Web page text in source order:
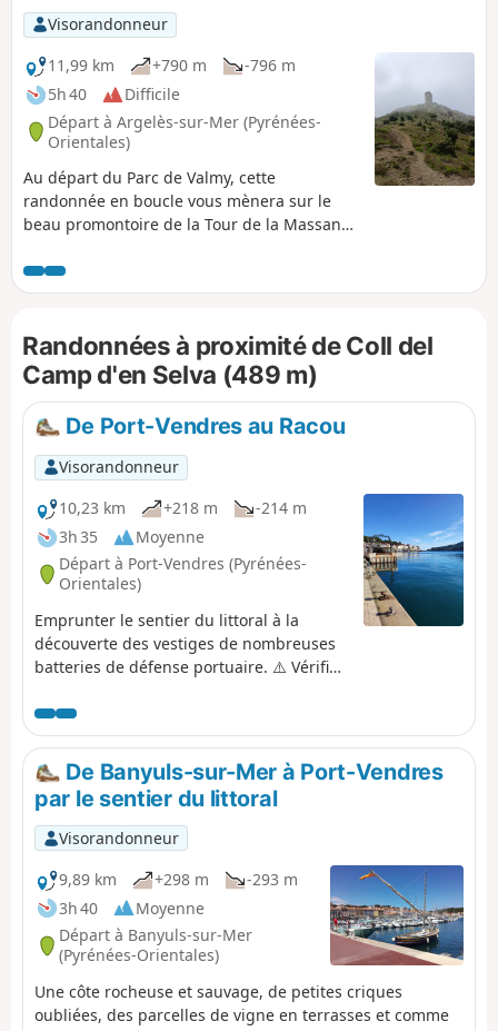
Visorandonneur
11,99 km
+790 m
-796 m
5h 40
Difficile
Départ à Argelès-sur-Mer (Pyrénées-
Orientales)
Au départ du Parc de Valmy, cette
randonnée en boucle vous mènera sur le
beau promontoire de la Tour de la Massane.
permet de faire une boucle et d'agrémenter
le parcours. Cette randonnée est exigeante,
paysages en valent la peine.
Randonnées à proximité de Coll del
Camp d'en Selva (489 m)
De Port-Vendres au Racou
Visorandonneur
10,23 km
+218 m
-214 m
3h 35
Moyenne
Départ à Port-Vendres (Pyrénées-
Orientales)
Emprunter le sentier du littoral à la
découverte des vestiges de nombreuses
batteries de défense portuaire. ⚠️ Vérifiez
littoral reliant Argelès-sur-Mer à Cerbère
ici avant de commencer cette randonnée.
De Banyuls-sur-Mer à Port-Vendres
par le sentier du littoral
Visorandonneur
9,89 km
+298 m
-293 m
3h 40
Moyenne
Départ à Banyuls-sur-Mer
(Pyrénées-Orientales)
Une côte rocheuse et sauvage, de petites criques
oubliées, des parcelles de vigne en terrasses et comme